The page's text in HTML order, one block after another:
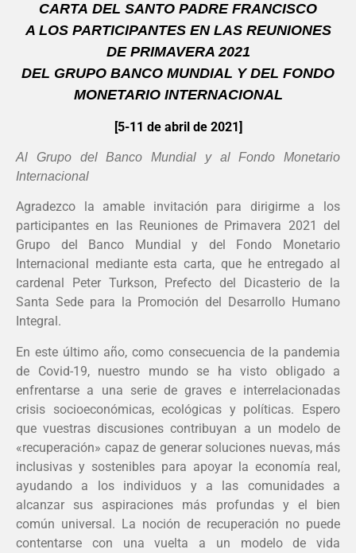
CARTA DEL SANTO PADRE FRANCISCO
A LOS PARTICIPANTES EN LAS REUNIONES
DE PRIMAVERA 2021
DEL GRUPO BANCO MUNDIAL Y DEL FONDO
MONETARIO INTERNACIONAL
[5-11 de abril de 2021]
Al Grupo del Banco Mundial y al Fondo Monetario
Internacional
Agradezco la amable invitación para dirigirme a los
participantes en las Reuniones de Primavera 2021 del
Grupo del Banco Mundial y del Fondo Monetario
Internacional mediante esta carta, que he entregado al
cardenal Peter Turkson, Prefecto del Dicasterio de la
Santa Sede para la Promoción del Desarrollo Humano
Integral.
En este último año, como consecuencia de la pandemia
de Covid-19, nuestro mundo se ha visto obligado a
enfrentarse a una serie de graves e interrelacionadas
crisis socioeconómicas, ecológicas y políticas. Espero
que vuestras discusiones contribuyan a un modelo de
«recuperación» capaz de generar soluciones nuevas, más
inclusivas y sostenibles para apoyar la economía real,
ayudando a los individuos y a las comunidades a
alcanzar sus aspiraciones más profundas y el bien
común universal. La noción de recuperación no puede
contentarse con una vuelta a un modelo de vida